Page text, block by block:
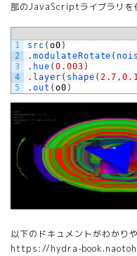
部のJavaScriptライブラリを
1
2
3
4
5
src ( o0 )
. modulateRotate (
. hue ( 0.003 )
. layer ( shape ( 2.7 ,
. out ( o0 )
以下のドキュメントがわかりや
https://hydra-